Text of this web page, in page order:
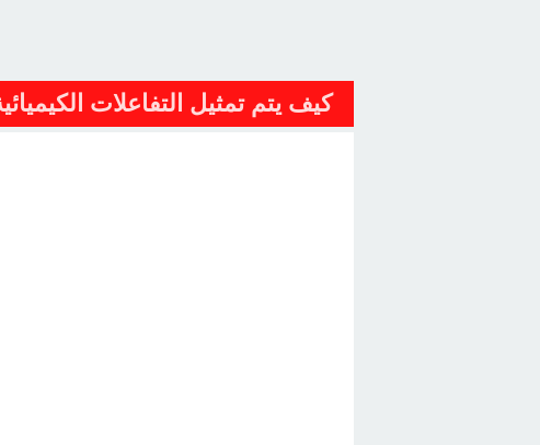
كيف يتم تمثيل التفاعلات